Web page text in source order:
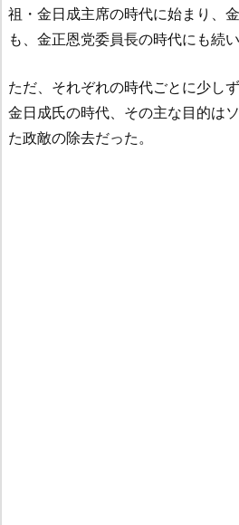
祖・金日成主席の時代に始まり、
も、金正恩党委員長の時代にも続い
ただ、それぞれの時代ごとに少し
金日成氏の時代、その主な目的は
た政敵の除去だった。